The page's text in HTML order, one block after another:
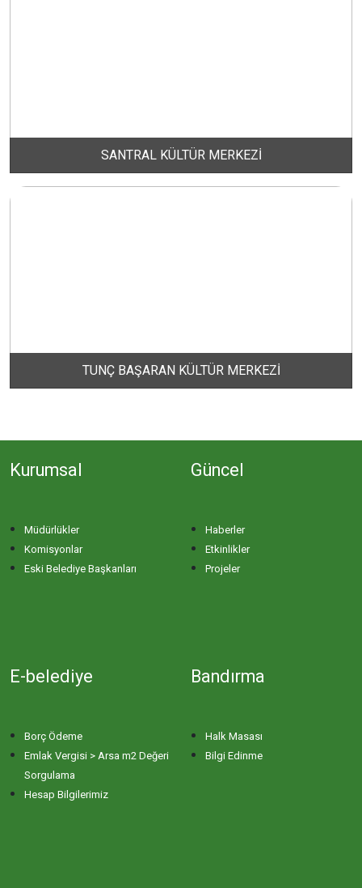
HAYDAR ÇAVUŞ MAHALLESİ
İHSANİYE MAHALLESİ
KİRAZLI MAHALLESİ
MAHBUBELER MAHALLESİ
MİSAKÇA MAHALLESİ
SANTRAL KÜLTÜR MERKEZİ
TUNÇ BAŞARAN KÜLTÜR MERKEZİ
Kurumsal
Müdürlükler
Komisyonlar
Eski Belediye Başkanları
Güncel
Haberler
Etkinlikler
Projeler
E-belediye
Borç Ödeme
Emlak Vergisi > Arsa m2 Değeri
Sorgulama
Hesap Bilgilerimiz
Bandırma
Halk Masası
Bilgi Edinme